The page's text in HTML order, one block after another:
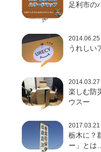
足利市の
2014.06.25
うれしい
2014.03.27
楽しむ防
ウスー
2017.03.21
栃木に？
ー」とは…